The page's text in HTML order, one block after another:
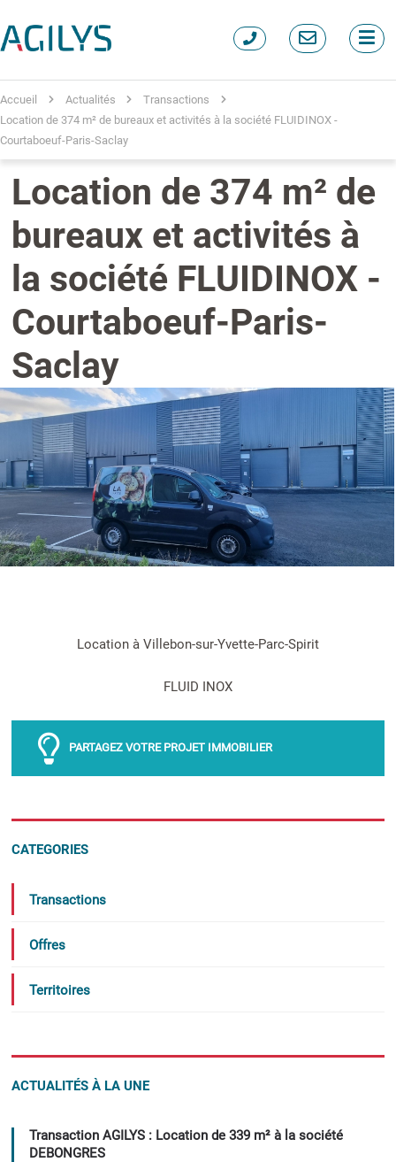
Accueil Actualités
Transactions
Location de 374 m² de bureaux et activités à la société FLUIDINOX -
Courtaboeuf-Paris-Saclay
Location de 374 m² de
bureaux et activités à
la société FLUIDINOX -
Courtaboeuf-Paris-
Saclay
Location à Villebon-sur-Yvette-Parc-Spirit
FLUID INOX
PARTAGEZ VOTRE PROJET IMMOBILIER
CATEGORIES
Transactions
Offres
Territoires
ACTUALITÉS À LA UNE
Transaction AGILYS : Location de 339 m² à la société
DEBONGRES